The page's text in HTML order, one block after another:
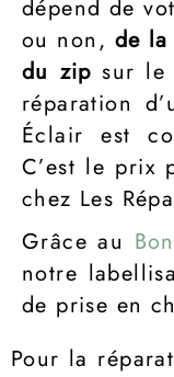
dépend de
ou non, de
du zip sur le
réparation
Éclair est
C’est le prix
chez Les
Grâce au
notre
de prise en
Pour la